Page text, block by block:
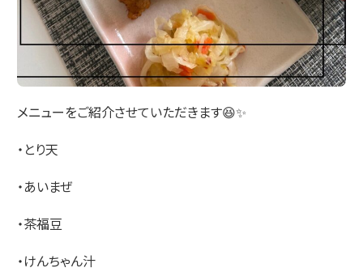
メニューをご紹介させていただきます😆✨
・とり天
・あいまぜ
・茶福豆
・けんちゃん汁